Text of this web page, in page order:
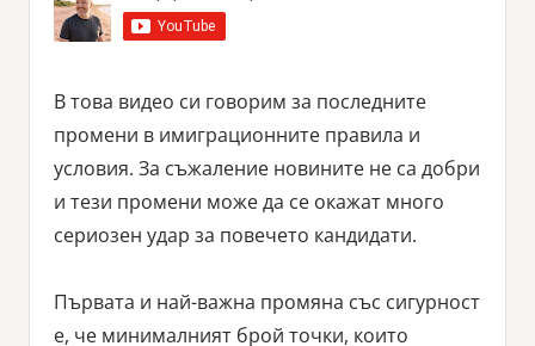
В това видео си говорим за последните
промени в имиграционните правила и
условия. За съжаление новините не са добри
и тези промени може да се окажат много
сериозен удар за повечето кандидати.
Първата и най-важна промяна със сигурност
е, че минималният брой точки, които